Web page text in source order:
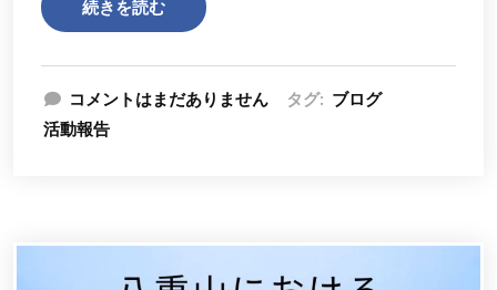
続きを読む
コメントはまだありません タグ: ブログ
活動報告